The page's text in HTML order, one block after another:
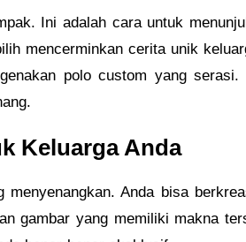
Ini adalah cara untuk
mencerminkan cerita unik
polo custom yang
Keluarga Anda
Anda bisa
gambar yang memiliki makna